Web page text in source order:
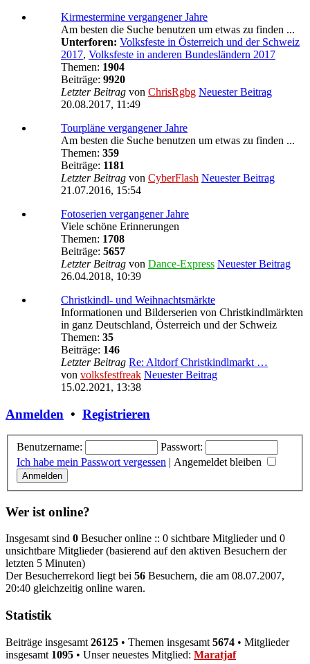
Kirmestermine vergangener Jahre
Am besten die Suche benutzen um etwas zu finden ...
Unterforen: Volksfeste in Österreich und der Schweiz
2017, Volksfeste in anderen Bundesländern 2017
Themen: 1904
Beiträge: 9920
Letzter Beitrag von ChrisRgbg Neuester Beitrag
20.08.2017, 11:49
Tourpläne vergangener Jahre
Am besten die Suche benutzen um etwas zu finden ...
Themen: 359
Beiträge: 1181
Letzter Beitrag von CyberFlash Neuester Beitrag
21.07.2016, 15:54
Fotoserien vergangener Jahre
Viele schöne Erinnerungen
Themen: 1708
Beiträge: 5657
Letzter Beitrag von Dance-Express Neuester Beitrag
26.04.2018, 10:39
Christkindl- und Weihnachtsmärkte
Informationen und Bilderserien von Christkindlmärkten
in ganz Deutschland, Österreich und der Schweiz
Themen: 35
Beiträge: 146
Letzter Beitrag Re: Altdorf Christkindlmarkt …
von volksfestfreak Neuester Beitrag
15.02.2021, 13:38
Anmelden • Registrieren
Benutzername:
Passwort:
Ich habe mein Passwort vergessen | Angemeldet bleiben
Wer ist online?
Insgesamt sind 0 Besucher online :: 0 sichtbare Mitglieder und 0
unsichtbare Mitglieder (basierend auf den aktiven Besuchern der
letzten 5 Minuten)
Der Besucherrekord liegt bei 56 Besuchern, die am 08.07.2007,
20:40 gleichzeitig online waren.
Statistik
Beiträge insgesamt 26125 • Themen insgesamt 5674 • Mitglieder
insgesamt 1095 • Unser neuestes Mitglied: Maratjaf